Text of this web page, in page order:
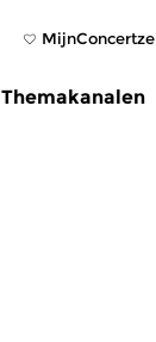
Themakanalen